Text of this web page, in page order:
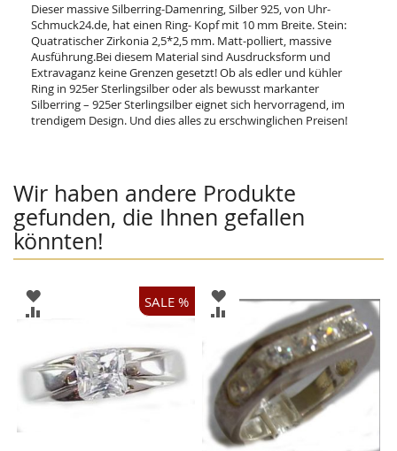
Dieser massive Silberring-Damenring, Silber 925, von Uhr-
Schmuck24.de, hat einen Ring- Kopf mit 10 mm Breite. Stein:
Quatratischer Zirkonia 2,5*2,5 mm. Matt-polliert, massive
Ausführung.Bei diesem Material sind Ausdrucksform und
Extravaganz keine Grenzen gesetzt! Ob als edler und kühler
Ring in 925er Sterlingsilber oder als bewusst markanter
Silberring – 925er Sterlingsilber eignet sich hervorragend, im
trendigem Design. Und dies alles zu erschwinglichen Preisen!
Wir haben andere Produkte
gefunden, die Ihnen gefallen
könnten!
SALE %
ZUR
WUNSCHLISTE
ZUR
ZUR
WUNSCHLISTE
HINZUFÜGEN
ZUR
VERGLEICHSLISTE
HINZUFÜGEN